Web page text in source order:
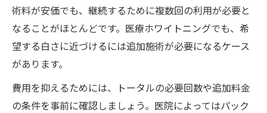
術料が安価でも、継続するために複数回の利用が必要と
なることがほとんどです。医療ホワイトニングでも、希
望する白さに近づけるには追加施術が必要になるケース
があります。
費用を抑えるためには、トータルの必要回数や追加料金
の条件を事前に確認しましょう。医院によってはパック